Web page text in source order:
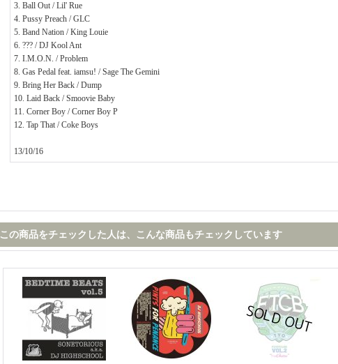
3. Ball Out / Lil' Rue
4. Pussy Preach / GLC
5. Band Nation / King Louie
6. ??? / DJ Kool Ant
7. I.M.O.N. / Problem
8. Gas Pedal feat. iamsu! / Sage The Gemini
9. Bring Her Back / Dump
10. Laid Back / Smoovie Baby
11. Corner Boy / Corner Boy P
12. Tap That / Coke Boys
13/10/16
この商品をチェックした人は、こんな商品もチェックしています